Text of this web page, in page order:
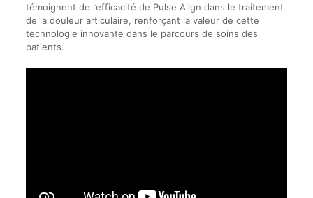
témoignent de l’efficacité de Pulse Align dans le traitement
de la douleur articulaire, renforçant la valeur de cette
technologie innovante dans le parcours de soins des
patients.